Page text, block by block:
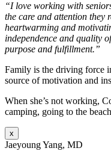
“I love working with
the care and attention they
heartwarming and
independence and quality
purpose and fulfillment.”
Family is the driving force
source of motivation and
When she’s not working,
camping, going to the
x
Jaeyoung Yang, MD